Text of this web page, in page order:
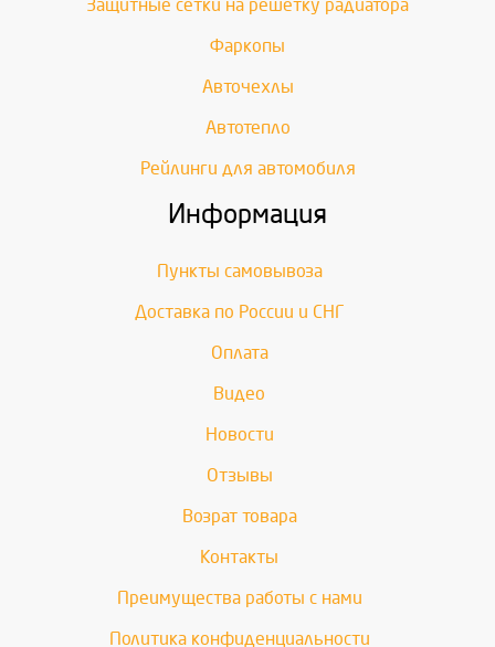
Защитные сетки на решетку радиатора
Фаркопы
Авточехлы
Автотепло
Рейлинги для автомобиля
Информация
Пункты самовывоза
Доставка по России и СНГ
Оплата
Видео
Новости
Отзывы
Возрат товара
Контакты
Преимущества работы с нами
Политика конфиденциальности